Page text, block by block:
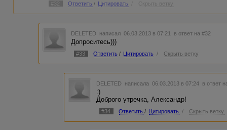
#32 Ответить / Цитировать Скрыть ветку
DELETED написал 06.03.2013 в 07:21 в ответ на #32
Допроситесь)))
#33 Ответить / Цитировать / Скрыть ветку
DELETED написала 06.03.2013 в 07:24 в ответ
:)
Доброго утречка, Александр!
#34 Ответить / Цитировать / Скрыть ветку